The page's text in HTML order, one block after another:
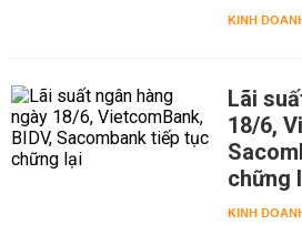
KINH
Lãi
18/6,
chững
KINH